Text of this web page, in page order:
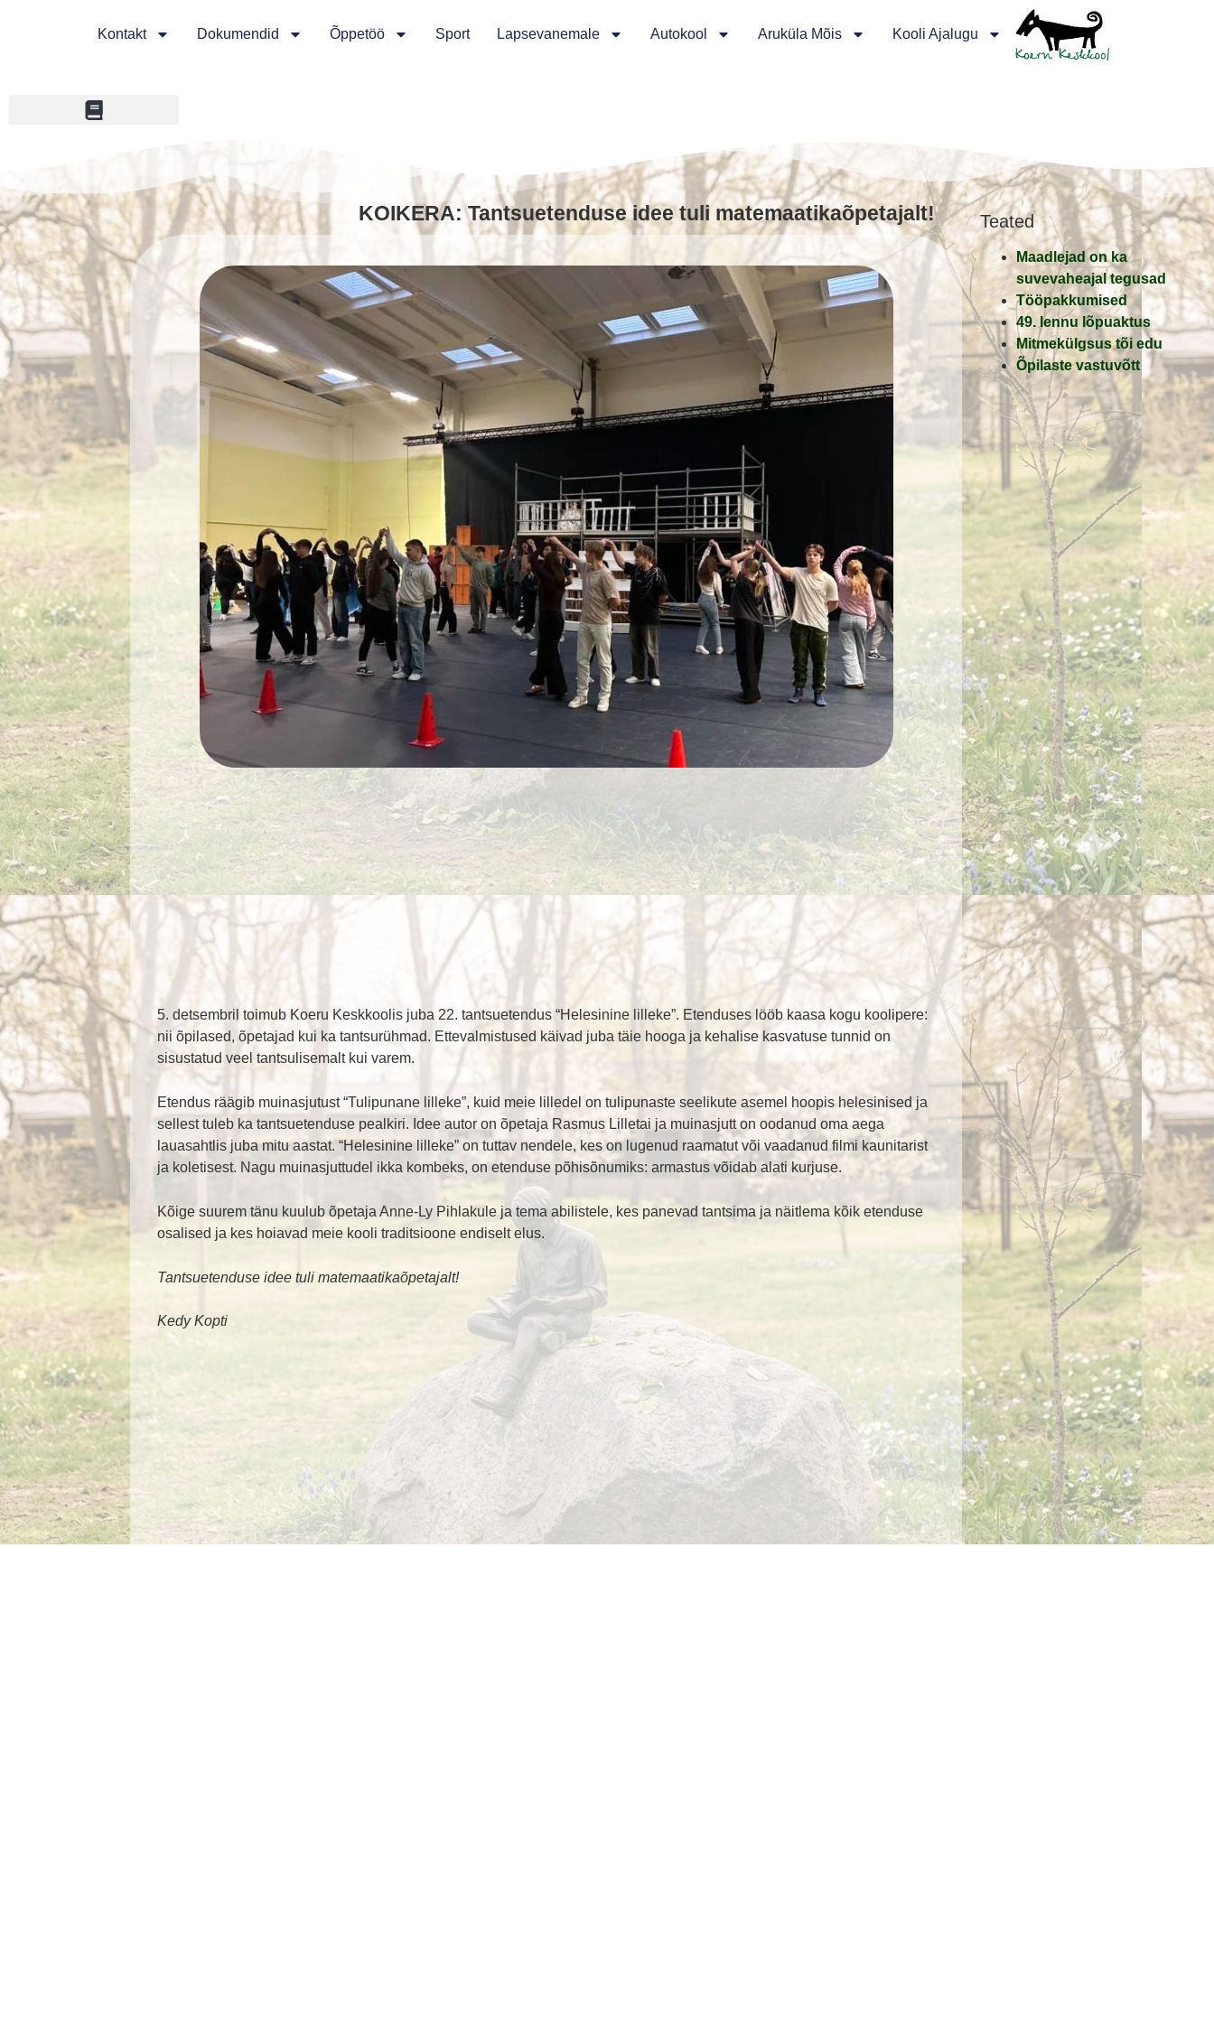
Kontakt Dokumendid Õppetöö Sport Lapsevanemale Autokool Aruküla Mõis Kooli Ajalugu
KOIKERA: Tantsuetenduse idee tuli matemaatikaõpetajalt!
5. detsembril toimub Koeru Keskkoolis juba 22. tantsuetendus “Helesinine lilleke”. Etenduses lööb kaasa kogu koolipere:
nii õpilased, õpetajad kui ka tantsurühmad. Ettevalmistused käivad juba täie hooga ja kehalise kasvatuse tunnid on
sisustatud veel tantsulisemalt kui varem.
Etendus räägib muinasjutust “Tulipunane lilleke”, kuid meie lilledel on tulipunaste seelikute asemel hoopis helesinised ja
sellest tuleb ka tantsuetenduse pealkiri. Idee autor on õpetaja Rasmus Lilletai ja muinasjutt on oodanud oma aega
lauasahtlis juba mitu aastat. “Helesinine lilleke” on tuttav nendele, kes on lugenud raamatut või vaadanud filmi kaunitarist
ja koletisest. Nagu muinasjuttudel ikka kombeks, on etenduse põhisõnumiks: armastus võidab alati kurjuse.
Kõige suurem tänu kuulub õpetaja Anne-Ly Pihlakule ja tema abilistele, kes panevad tantsima ja näitlema kõik etenduse
osalised ja kes hoiavad meie kooli traditsioone endiselt elus.
Tantsuetenduse idee tuli matemaatikaõpetajalt!
Kedy Kopti
Teated
Maadlejad on ka
suvevaheajal tegusad
Tööpakkumised
49. lennu lõpuaktus
Mitmekülgsus tõi edu
Õpilaste vastuvõtt